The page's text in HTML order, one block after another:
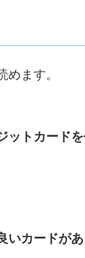
めます。
ットカードを
いカードがあ